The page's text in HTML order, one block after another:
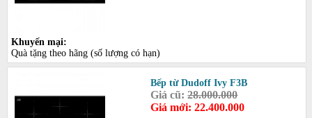
Khuyến mại:
Quà tặng theo hãng (số lượng có hạn)
Bếp từ Dudoff Ivy F3B
Giá cũ:28.000.000
Giá mới: 22.400.000